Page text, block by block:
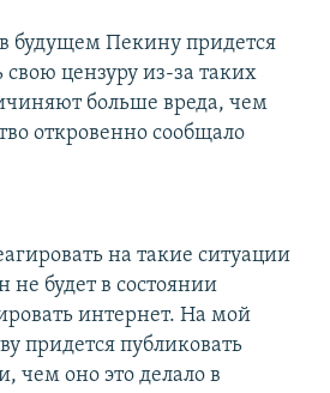
Пекину придется
свою цензуру из-за таких
больше вреда, чем
откровенно сообщало
на такие ситуации
не будет в состоянии
интернет. На мой
придется публиковать
чем оно это делало в